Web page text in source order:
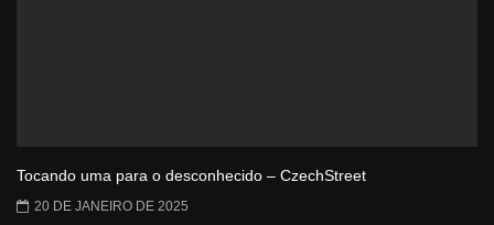
Tocando uma para o desconhecido – CzechStreet
20 DE JANEIRO DE 2025